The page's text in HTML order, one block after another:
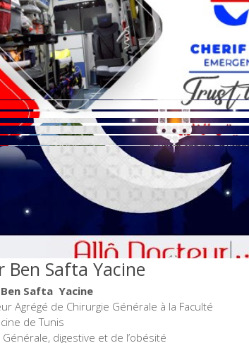
Ben Safta Yacine
Safta Yacine
Agrégé de Chirurgie Générale à la Faculté
de Tunis
Générale, digestive et de l’obésité